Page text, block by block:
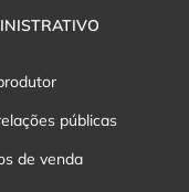
públicas
de venda